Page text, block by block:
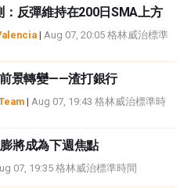
反彈維持在200日SMA上方
| Aug 07, 20:05 格林威治標準
景轉變——渣打銀行
| Aug 07, 19:43 格林威治標準時
將成為下週焦點
07, 19:35 格林威治標準時間